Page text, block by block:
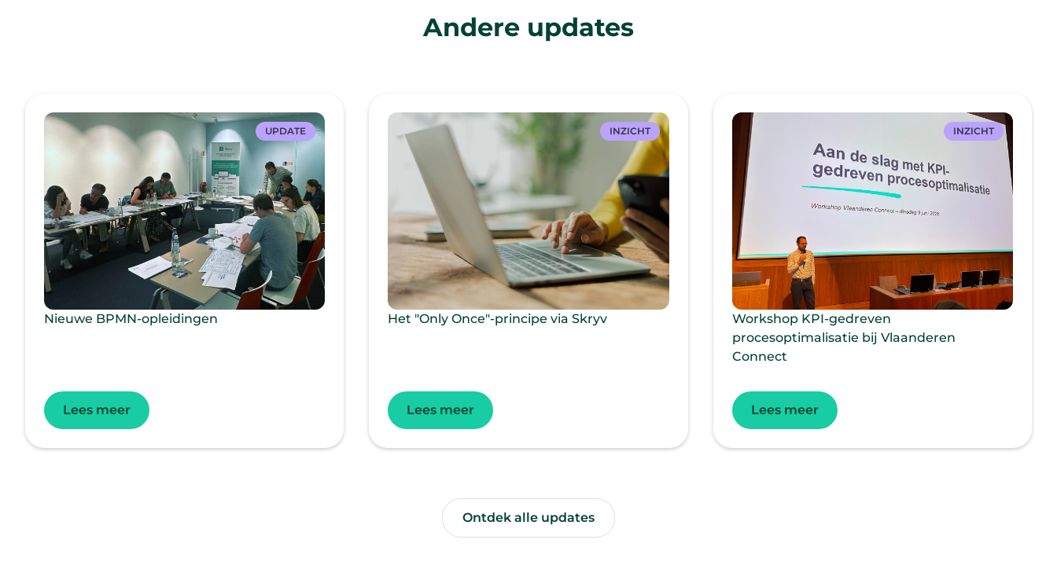
Andere updates
UPDATE
Nieuwe BPMN-opleidingen
Lees meer
INZICHT
Het "Only Once"-principe via Skryv
Lees meer
INZICHT
Workshop KPI-gedreven
procesoptimalisatie bij Vlaanderen
Connect
Lees meer
Ontdek alle updates